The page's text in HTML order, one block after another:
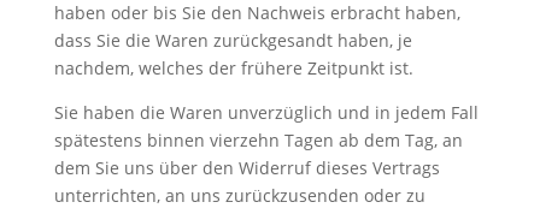
haben oder bis Sie den Nachweis erbracht haben,
dass Sie die Waren zurückgesandt haben, je
nachdem, welches der frühere Zeitpunkt ist.
Sie haben die Waren unverzüglich und in jedem Fall
spätestens binnen vierzehn Tagen ab dem Tag, an
dem Sie uns über den Widerruf dieses Vertrags
unterrichten, an uns zurückzusenden oder zu